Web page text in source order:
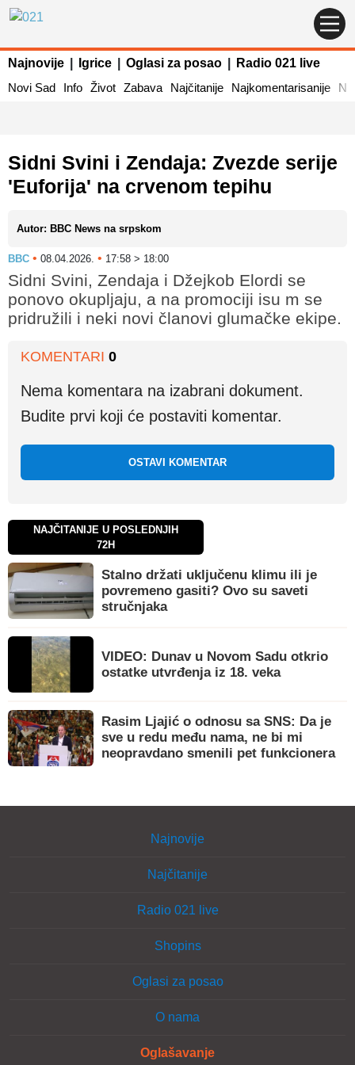
Najnovije Igrice Oglasi za posao
Radio 021 live
Novi Sad
Info Život Zabava Najčitanije Najkomentarisanije
Sidni Svini i Zendaja: Zvezde serije
'Euforija' na crvenom tepihu
Autor: BBC News na srpskom
BBC • 08.04.2026. • 17:58 > 18:00
Sidni Svini, Zendaja i Džejkob Elordi se
ponovo okupljaju, a na promociji isu m se
pridružili i neki novi članovi glumačke ekipe.
KOMENTARI 0
Nema komentara na izabrani dokument.
Budite prvi koji će postaviti komentar.
OSTAVI KOMENTAR
NAJČITANIJE U POSLEDNJIH
72H
Stalno držati uključenu klimu ili je
povremeno gasiti? Ovo su saveti
stručnjaka
VIDEO: Dunav u Novom Sadu otkrio
ostatke utvrđenja iz 18. veka
Rasim Ljajić o odnosu sa SNS: Da je
sve u redu među nama, ne bi mi
neopravdano smenili pet funkcionera
Najnovije
Najčitanije
Radio 021 live
Shopins
Oglasi za posao
O nama
Oglašavanje